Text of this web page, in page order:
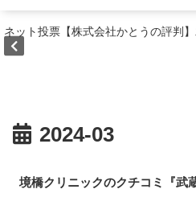
ネット投票【株式会社かとうの評判
2024-03
境橋クリニックのクチコミ『武